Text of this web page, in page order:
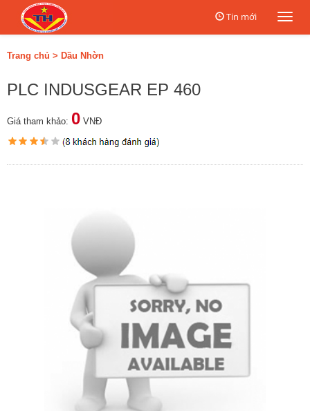
Tin mới
Trang chủ > Dầu Nhờn
PLC INDUSGEAR EP 460
Giá tham khảo: 0 VNĐ